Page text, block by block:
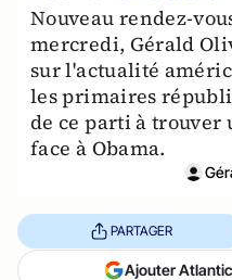
Nouveau rendez-
mercredi, Gérald
sur l'actualité
les primaires
de ce parti à
face à Obama.
PARTAGER
Ajouter